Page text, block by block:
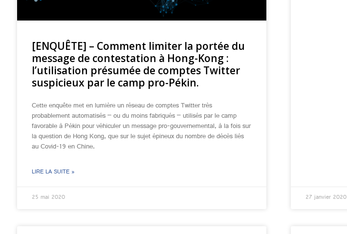
[ENQUÊTE] – Comment limiter la portée du
message de contestation à Hong-Kong :
l’utilisation présumée de comptes Twitter
suspicieux par le camp pro-Pékin.
Cette enquête met en lumière un réseau de comptes Twitter très
probablement automatisés – ou du moins fabriqués – utilisés par le camp
favorable à Pékin pour véhiculer un message pro-gouvernemental, à la fois sur
la question de Hong Kong, que sur le sujet épineux du nombre de décès liés
au Covid-19 en Chine.
LIRE LA SUITE »
25 mai 2020 27 janvier 2020